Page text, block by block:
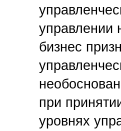
управлении
бизнес
при
уровнях